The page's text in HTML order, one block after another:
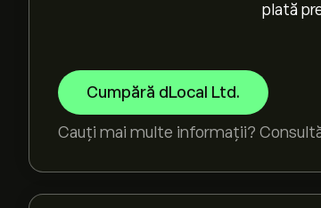
plată
Cumpără dLocal Ltd.
Cauți mai multe informații?